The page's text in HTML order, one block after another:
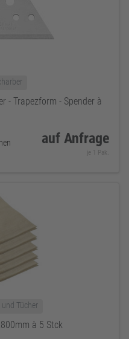
- Trapezform - Spender à
auf Anfrage
je 1 Pak.
Tücher
à 5 Stck